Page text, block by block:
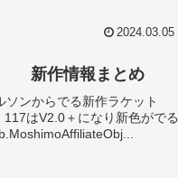
2024.03.05
新作情報まとめ
ンからでる新作ラケット
はV2.0＋になり新色がでる